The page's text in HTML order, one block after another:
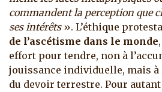
commandent la perception que
ses intérêts». L’éthique
de l’ascétisme dans le monde
effort pour tendre, non à
jouissance individuelle, mais à
du devoir terrestre. Pour